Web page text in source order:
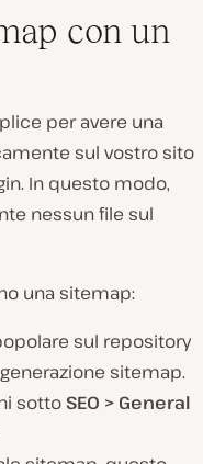
con un
per avere una
sul vostro sito
In questo modo,
nessun file sul
una sitemap:
sul repository
sitemap.
sotto SEO > General